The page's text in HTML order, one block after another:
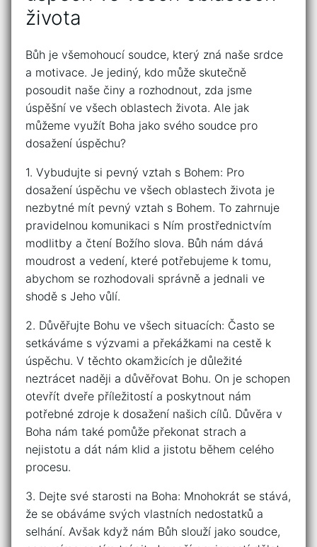
života
Bůh je⁢ všemohoucí soudce, který zná naše⁣ srdce
a⁤ motivace. Je jediný, kdo⁢ může skutečně
posoudit naše‌ činy a rozhodnout, zda jsme
úspěšní⁣ ve všech oblastech života. Ale jak
můžeme využít Boha jako ‍svého soudce⁣ pro
dosažení úspěchu?
1. Vybudujte si pevný vztah s Bohem: Pro
dosažení úspěchu ve všech ‌oblastech⁢ života je
nezbytné⁤ mít pevný vztah s Bohem. ⁢To zahrnuje
pravidelnou komunikaci s Ním ​prostřednictvím
modlitby a čtení Božího slova. Bůh‌ nám dává
‌moudrost a vedení, které potřebujeme k tomu, ​
abychom se rozhodovali⁤ správně a jednali ve
shodě‌ s Jeho vůlí.
2. Důvěřujte Bohu​ ve ⁢všech situacích: Často se
setkáváme s ⁤výzvami a ‌překážkami na ​cestě k
úspěchu. V ⁣těchto ​okamžicích je důležité
‌neztrácet ‌naději a důvěřovat ‍Bohu. ​On je⁢ schopen
otevřít dveře příležitostí ⁤a poskytnout nám
‍potřebné zdroje k dosažení⁢ našich cílů. Důvěra v
Boha ‌nám také pomůže⁤ překonat strach a
nejistotu a dát nám klid a⁢ jistotu ⁣během celého
procesu.
3. Dejte⁢ své starosti​ na Boha: Mnohokrát se stává,
⁣že​ se obáváme svých vlastních ⁢nedostatků a
selhání. Avšak když​ nám Bůh slouží jako soudce,⁣